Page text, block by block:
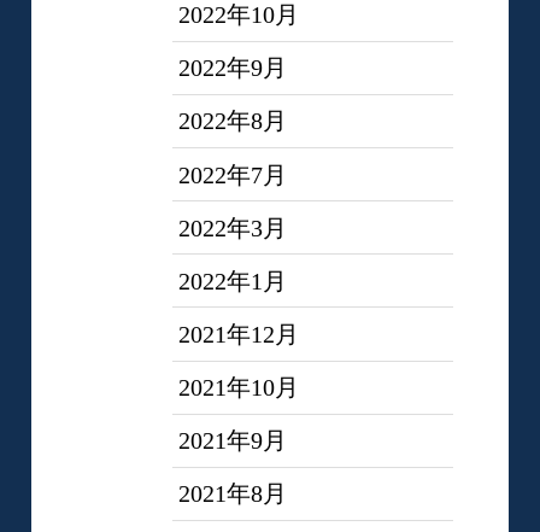
2022年10月
2022年9月
2022年8月
2022年7月
2022年3月
2022年1月
2021年12月
2021年10月
2021年9月
2021年8月